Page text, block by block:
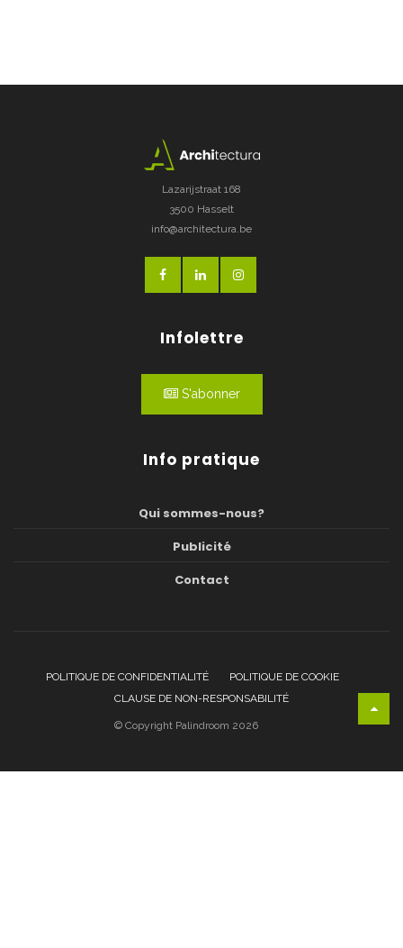
Lazarijstraat 168
3500 Hasselt
info@architectura.be
Infolettre
S'abonner
Info pratique
Qui sommes-nous?
Publicité
Contact
POLITIQUE DE CONFIDENTIALITÉ
POLITIQUE DE COOKIE
CLAUSE DE NON-RESPONSABILITÉ
© Copyright Palindroom 2026